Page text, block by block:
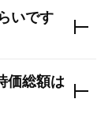
いです
価総額は